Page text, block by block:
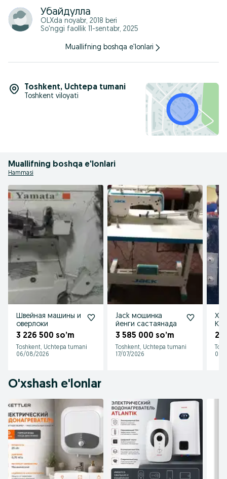
Материал внутреннего бака
биостеклофарфор
Убайдулла
OLXda noyabr, 2018 beri
So'nggi faollik 11-sentabr, 2025
Muallifning boshqa e'lonlari
Toshkent, Uchtepa tumani
Toshkent viloyati
Muallifning boshqa e'lonlari
Hammasi
Швейная машины и
оверлоки
3 226 500 so’m
Toshkent, Uchtepa tumani
06/08/2026
Jack мошинка
йенги састаянада
3 585 000 so’m
Toshkent, Uchtepa tumani
17/07/2026
2
09/
O'xshash e'lonlar